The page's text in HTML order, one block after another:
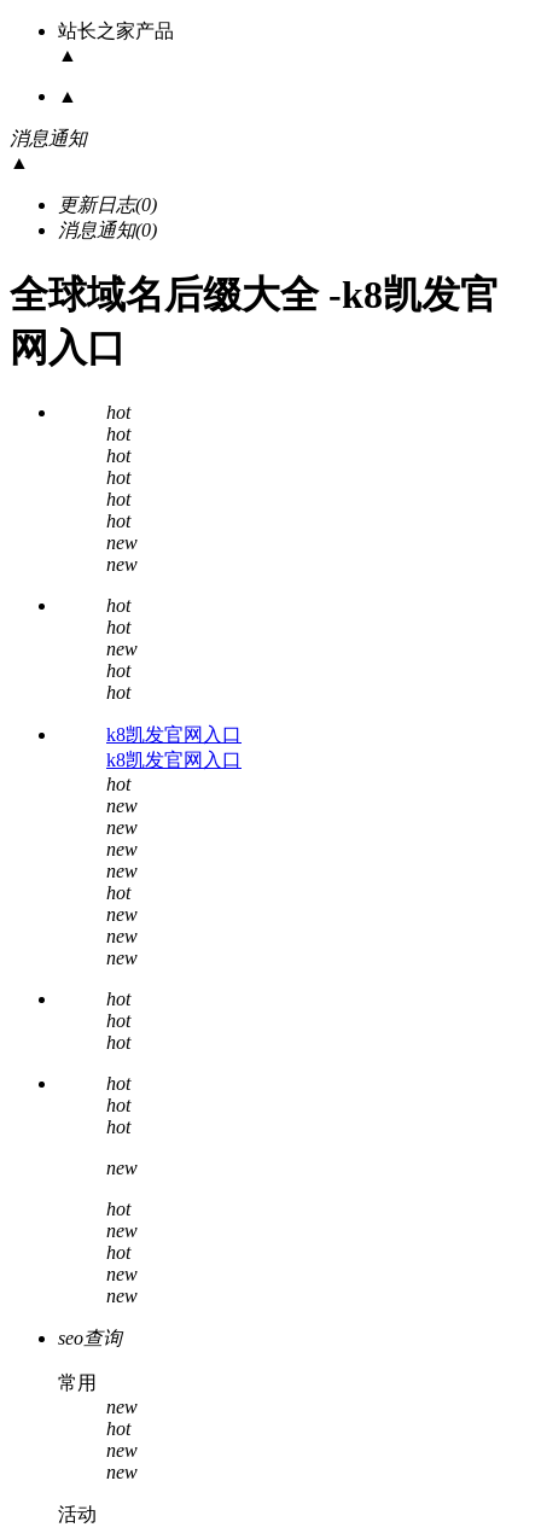
站长之家产品
▲
▲
消息通知
▲
更新日志(0)
消息通知(0)
全球域名后缀大全 -k8凯发官
网入口
hot
hot
hot
hot
hot
hot
new
new
hot
hot
new
hot
hot
k8凯发官网入口
k8凯发官网入口
hot
new
new
new
new
hot
new
new
new
hot
hot
hot
hot
hot
hot
new
hot
new
hot
new
new
seo查询
常用
new
hot
new
new
活动